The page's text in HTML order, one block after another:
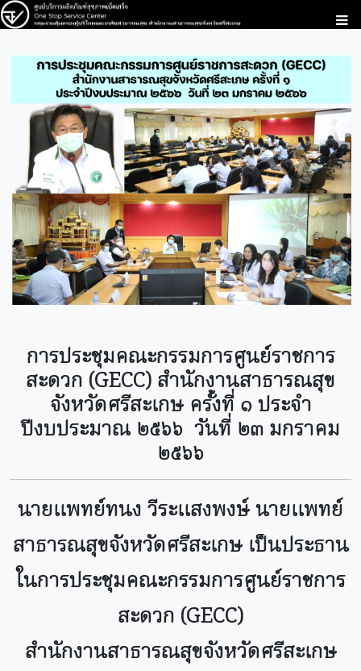
การประชุมคณะกรรมการศูนย์ราชการ
สะดวก (GECC) สำนักงานสาธารณสุข
จังหวัดศรีสะเกษ ครั้งที่ ๑ ประจำ
ปีงบประมาณ ๒๕๖๖ วันที่ ๒๓ มกราคม
๒๕๖๖
นายแพทย์ทนง วีระแสงพงษ์ นายแพทย์
สาธารณสุขจังหวัดศรีสะเกษ เป็นประธาน
ในการประชุมคณะกรรมการศูนย์ราชการ
สะดวก (GECC)
สำนักงานสาธารณสุขจังหวัดศรีสะเกษ